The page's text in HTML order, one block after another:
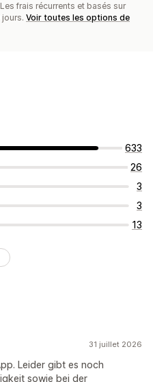
frais récurrents et basés sur
Voir toutes les options de
633
26
3
3
13
31 juillet 2026
Leider gibt es noch
sowie bei der